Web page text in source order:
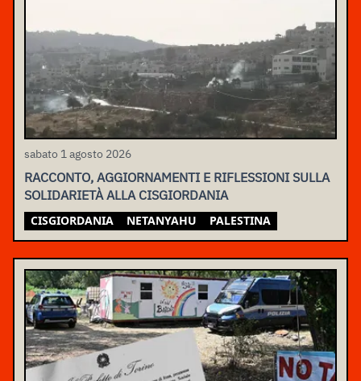
sabato 1 agosto 2026
RACCONTO, AGGIORNAMENTI E RIFLESSIONI SULLA
SOLIDARIETÀ ALLA CISGIORDANIA
CISGIORDANIA NETANYAHU PALESTINA